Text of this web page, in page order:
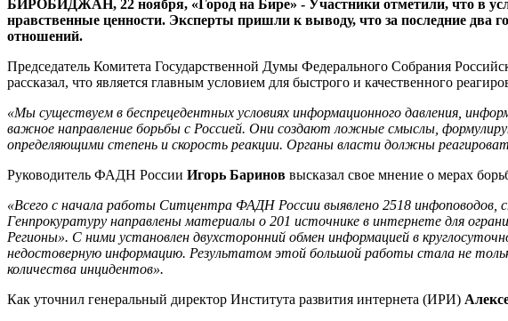
влияние
фейков
межнациональные
отношения
БИРОБИДЖАН, 22 ноября, «Город на Бире» - Участники отметили, что в
нравственные ценности. Эксперты пришли к выводу, что за последние два
отношений.
Председатель Комитета Государственной Думы Федерального Собрания
рассказал, что является главным условием для быстрого и качественного
«Мы существуем в беспрецедентных условиях информационного давления,
важное направление борьбы с Россией. Они создают ложные смыслы,
определяющими степень и скорость реакции. Органы власти должны
Руководитель ФАДН России Игорь Баринов высказал свое мнение о мерах
«Всего с начала работы Ситцентра ФАДН России выявлено 2518 инфоповодов,
Генпрокуратуру направлены материалы о 201 источнике в интернете для
Регионы». С ними установлен двухсторонний обмен информацией в
недостоверную информацию. Результатом этой большой работы стала не
количества инцидентов».
Как уточнил генеральный директор Института развития интернета (ИРИ)